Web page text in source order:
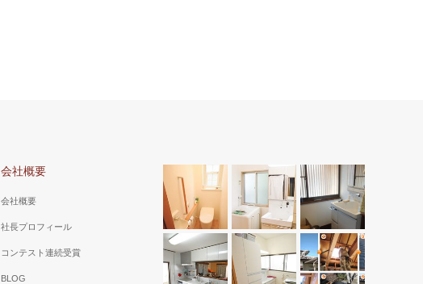
会社概要
会社概要
社長プロフィール
コンテスト連続受賞
BLOG